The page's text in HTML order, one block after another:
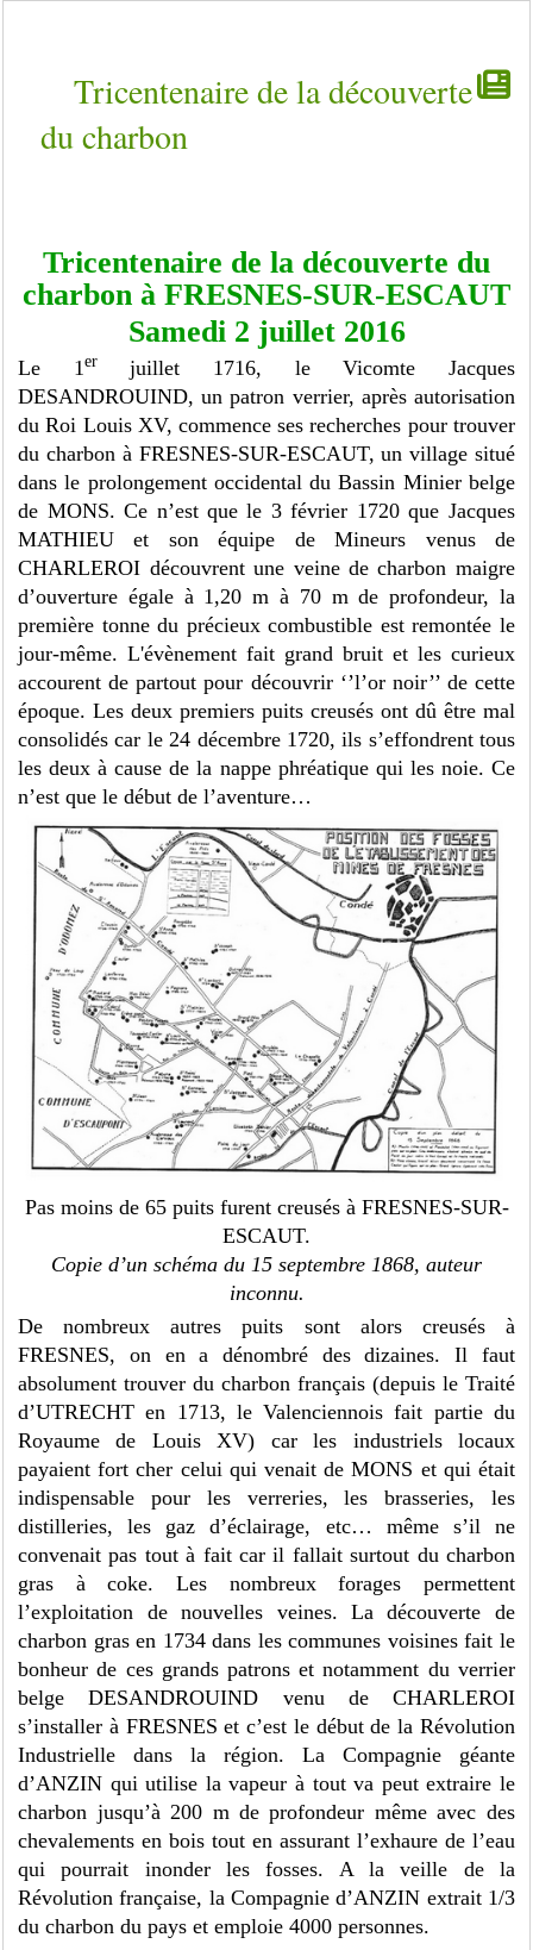
Tricentenaire de la découverte
du charbon
Tricentenaire de la découverte du
charbon à FRESNES-SUR-ESCAUT
Samedi 2 juillet 2016
Le 1erjuillet 1716, le Vicomte Jacques
DESANDROUIND, un patron verrier, après autorisation
du Roi Louis XV, commence ses recherches pour trouver
du charbon à FRESNES-SUR-ESCAUT, un village situé
dans le prolongement occidental du Bassin Minier belge
de MONS. Ce n’est que le 3 février 1720 que Jacques
MATHIEU et son équipe de Mineurs venus de
CHARLEROI découvrent une veine de charbon maigre
d’ouverture égale à 1,20 m à 70 m de profondeur, la
première tonne du précieux combustible est remontée le
jour-même. L'évènement fait grand bruit et les curieux
accourent de partout pour découvrir ‘’l’or noir’’ de cette
époque. Les deux premiers puits creusés ont dû être mal
consolidés car le 24 décembre 1720, ils s’effondrent tous
les deux à cause de la nappe phréatique qui les noie. Ce
n’est que le début de l’aventure…
Pas moins de 65 puits furent creusés à FRESNES-SUR-
ESCAUT.
Copie d’un schéma du 15 septembre 1868, auteur
inconnu.
De nombreux autres puits sont alors creusés à
FRESNES, on en a dénombré des dizaines. Il faut
absolument trouver du charbon français (depuis le Traité
d’UTRECHT en 1713, le Valenciennois fait partie du
Royaume de Louis XV) car les industriels locaux
payaient fort cher celui qui venait de MONS et qui était
indispensable pour les verreries, les brasseries, les
distilleries, les gaz d’éclairage, etc… même s’il ne
convenait pas tout à fait car il fallait surtout du charbon
gras à coke. Les nombreux forages permettent
l’exploitation de nouvelles veines. La découverte de
charbon gras en 1734 dans les communes voisines fait le
bonheur de ces grands patrons et notamment du verrier
belge DESANDROUIND venu de CHARLEROI
s’installer à FRESNES et c’est le début de la Révolution
Industrielle dans la région. La Compagnie géante
d’ANZIN qui utilise la vapeur à tout va peut extraire le
charbon jusqu’à 200 m de profondeur même avec des
chevalements en bois tout en assurant l’exhaure de l’eau
qui pourrait inonder les fosses. A la veille de la
Révolution française, la Compagnie d’ANZIN extrait 1/3
du charbon du pays et emploie 4000 personnes.